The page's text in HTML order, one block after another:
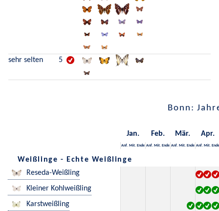
sehr selten 5
Bonn:
Jan. Feb. Mär. Apr.
Anf. Mit. Ende Anf. Mit. Ende Anf. Mit. Ende Anf. Mit. Ende
Weißlinge - Echte Weißlinge
Reseda-Weißling
Kleiner Kohlweißling
Karstweißling